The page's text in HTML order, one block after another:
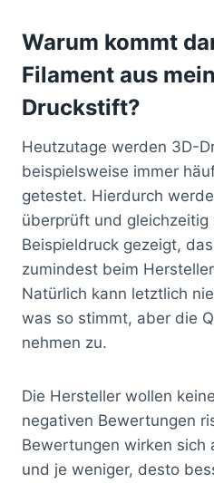
Warum kommt
Filament aus
Druckstift?
Heutzutage werden 3D-
beispielsweise immer
getestet. Hierdurch
überprüft und gleichzeitig
Beispieldruck gezeigt,
zumindest beim
Natürlich kann letztlich
was so stimmt, aber die
nehmen zu.
Die Hersteller wollen
negativen Bewertungen
Bewertungen wirken sich
und je weniger, desto